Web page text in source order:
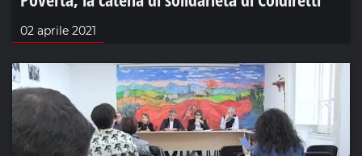
02 aprile 2021